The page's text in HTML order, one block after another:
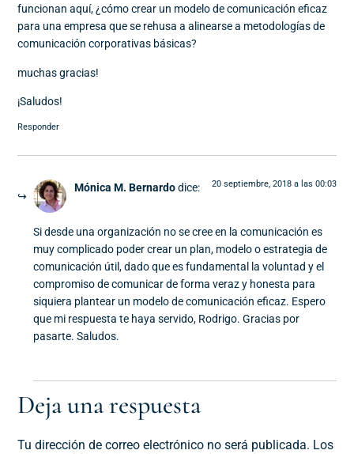
funcionan aquí, ¿cómo crear un modelo de comunicación eficaz
para una empresa que se rehusa a alinearse a metodologías de
comunicación corporativas básicas?
muchas gracias!
¡Saludos!
Responder
Mónica M. Bernardodice: 20 septiembre, 2018 a las 00:03
Si desde una organización no se cree en la comunicación es
muy complicado poder crear un plan, modelo o estrategia de
comunicación útil, dado que es fundamental la voluntad y el
compromiso de comunicar de forma veraz y honesta para
siquiera plantear un modelo de comunicación eficaz. Espero
que mi respuesta te haya servido, Rodrigo. Gracias por
pasarte. Saludos.
Deja una respuesta
Tu dirección de correo electrónico no será publicada. Los